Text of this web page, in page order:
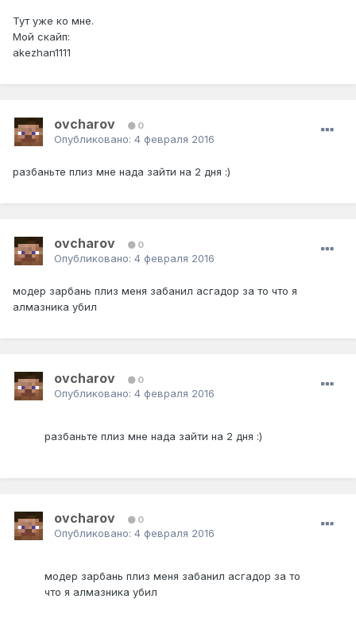
Тут уже ко мне.
Мой скайп:
akezhan1111
ovcharov 0
Опубликовано: 4 февраля 2016
разбаньте плиз мне нада зайти на 2 дня :)
ovcharov 0
Опубликовано: 4 февраля 2016
модер зарбань плиз меня забанил асгадор за то что я
алмазника убил
ovcharov 0
Опубликовано: 4 февраля 2016
разбаньте плиз мне нада зайти на 2 дня :)
ovcharov 0
Опубликовано: 4 февраля 2016
модер зарбань плиз меня забанил асгадор за то
что я алмазника убил